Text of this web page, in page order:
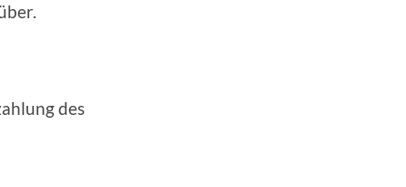
des